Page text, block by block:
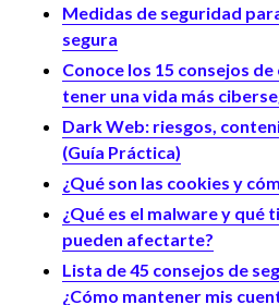
Medidas de seguridad
segura
Conoce los 15 consejos
tener una vida más
Dark Web: riesgos,
(Guía Práctica)
¿Qué son las cookies y
¿Qué es el malware y qué
pueden afectarte?
Lista de 45 consejos de
¿Cómo mantener mis